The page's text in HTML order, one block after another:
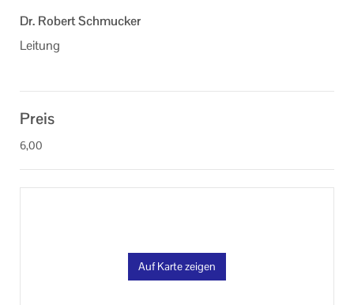
Dr. Robert Schmucker
Leitung
Preis
6,00
Auf Karte zeigen